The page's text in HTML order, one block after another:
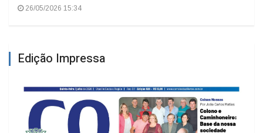
26/05/2026 15:34
Edição Impressa